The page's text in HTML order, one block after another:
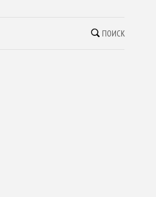
ПОИСК